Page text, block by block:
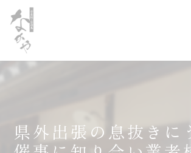
県外出張の息抜きに